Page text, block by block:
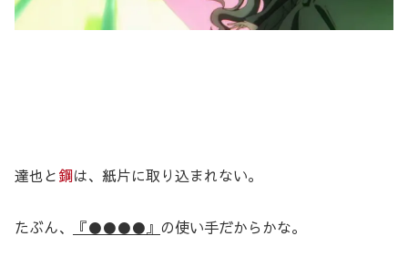
達也と鋼は、紙片に取り込まれない。
たぶん、 『●●●●』 の使い手だからかな。